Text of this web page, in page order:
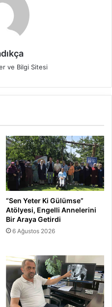
ve Bilgi Sitesi
“Sen Yeter Ki Gülümse”
Atölyesi, Engelli Annelerini
Bir Araya Getirdi
6 Ağustos 2026